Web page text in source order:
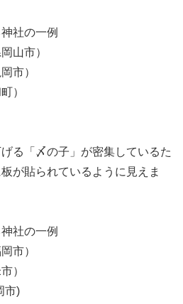
社の一例
山市）
市）
）
る「〆の子」が密集しているた
が貼られているように見えま
社の一例
市）
）
市)